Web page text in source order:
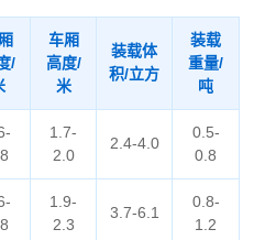
/
车厢
高度/
米
装载体
积/立方
装载
重量/
吨
1.7-
2.0
2.4-4.0
0.5-
0.8
1.9-
2.3
3.7-6.1
0.8-
1.2